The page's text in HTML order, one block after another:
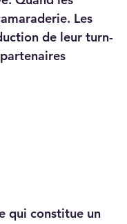
Les
de leur turn-
qui constitue un